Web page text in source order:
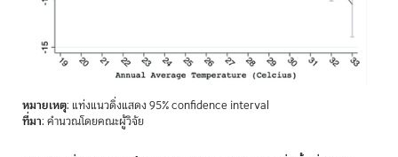
หมายเหตุ: แท่งแนวดิ่งแสดง 95% confidence interval
ที่มา: คำนวณโดยคณะผู้วิจัย